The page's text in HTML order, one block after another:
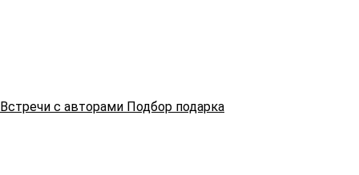
Встречи с авторами Подбор подарка